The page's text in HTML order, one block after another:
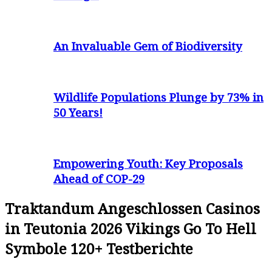
An Invaluable Gem of Biodiversity
Wildlife Populations Plunge by 73% in
50 Years!
Empowering Youth: Key Proposals
Ahead of COP-29
Traktandum Angeschlossen Casinos
in Teutonia 2026 Vikings Go To Hell
Symbole 120+ Testberichte